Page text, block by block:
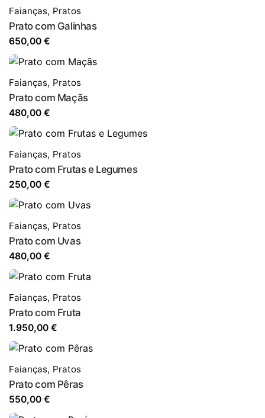
Faianças, Pratos
Prato com Galinhas
650,00 €
Faianças, Pratos
Prato com Maçãs
480,00 €
Faianças, Pratos
Prato com Frutas e Legumes
250,00 €
Faianças, Pratos
Prato com Uvas
480,00 €
Faianças, Pratos
Prato com Fruta
1.950,00 €
Faianças, Pratos
Prato com Pêras
550,00 €